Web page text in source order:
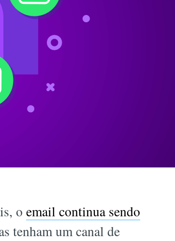
o email continua sendo
tenham um canal de